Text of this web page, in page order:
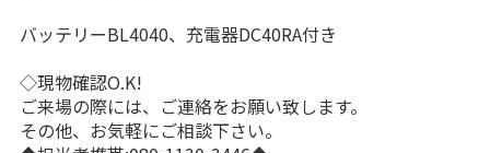
バッテリーBL4040、充電器DC40RA付き
◇現物確認O.K!
ご来場の際には、ご連絡をお願い致します。
その他、お気軽にご相談下さい。